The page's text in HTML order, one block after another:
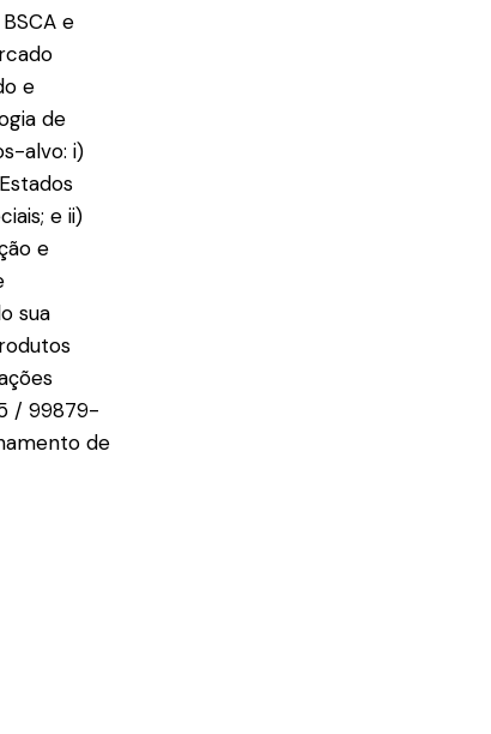
e
e
de
alvo: i)
e ii)
e
sua
/ 99879-
de